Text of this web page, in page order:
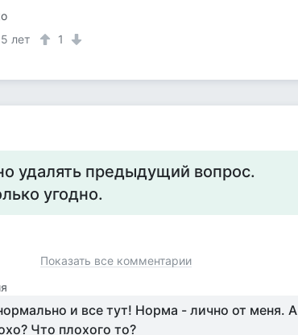
5 лет
1
удалять предыдущий вопрос.
угодно.
Показать все комментарии
и все тут! Норма - лично от меня. А
Что плохого то?